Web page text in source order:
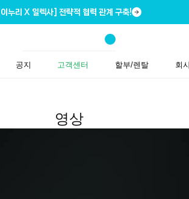
[이누리 X 일렉사] 전략적 협력 관계 구축!
공지 고객센터 할부/렌탈 회
영상